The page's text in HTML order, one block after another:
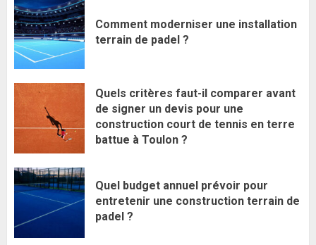
Comment moderniser une installation
terrain de padel ?
Quels critères faut-il comparer avant
de signer un devis pour une
construction court de tennis en terre
battue à Toulon ?
Quel budget annuel prévoir pour
entretenir une construction terrain de
padel ?